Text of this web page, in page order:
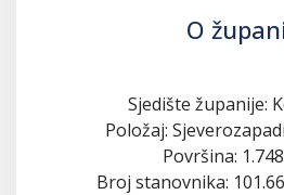
O
Sjedište županije:
Položaj:
Površina:
Broj stanovnika: